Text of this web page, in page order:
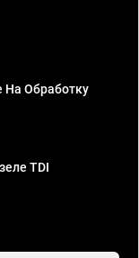
На Обработку
TDI